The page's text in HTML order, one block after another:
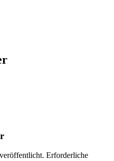
Erforderliche